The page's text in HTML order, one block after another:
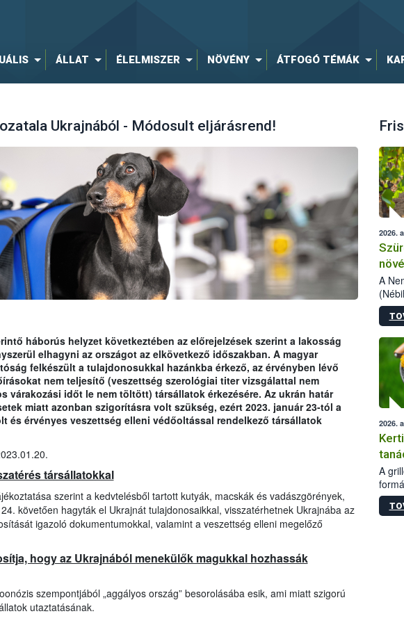
ÁLLAT ÉLELMISZER NÖVÉNY ÁTFOGÓ TÉMÁK
Ukrajnából - Módosult eljárásrend!
háborús helyzet következtében az előrejelzések szerint a lakosság
elhagyni az országot az elkövetkező időszakban. A magyar
felkészült a tulajdonosukkal hazánkba érkező, az érvényben lévő
nem teljesítő (veszettség szerológiai titer vizsgálattal nem
várakozási időt le nem töltött) társállatok érkezésére. Az ukrán határ
miatt azonban szigorításra volt szükség, ezért 2023. január 23-tól a
és érvényes veszettség elleni védőoltással rendelkező társállatok
társállatokkal
szerint a kedvtelésből tartott kutyák, macskák és vadászgörények,
követően hagyták el Ukrajnát tulajdonosaikkal, visszatérhetnek Ukrajnába az
igazoló dokumentumokkal, valamint a veszettség elleni megelőző
hogy az Ukrajnából menekülők magukkal hozhassák
szempontjából „aggályos ország” besorolásába esik, ami miatt szigorú
utaztatásának.
2026.
A
Az
2026.
A